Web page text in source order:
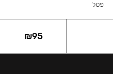
פטל
₪95